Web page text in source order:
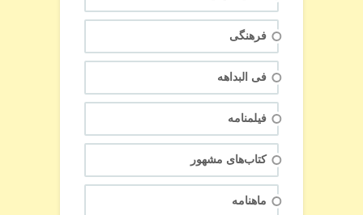
فرهنگی
فی البداهه
فیلمنامه
کتاب‌های مشهور
ماهنامه